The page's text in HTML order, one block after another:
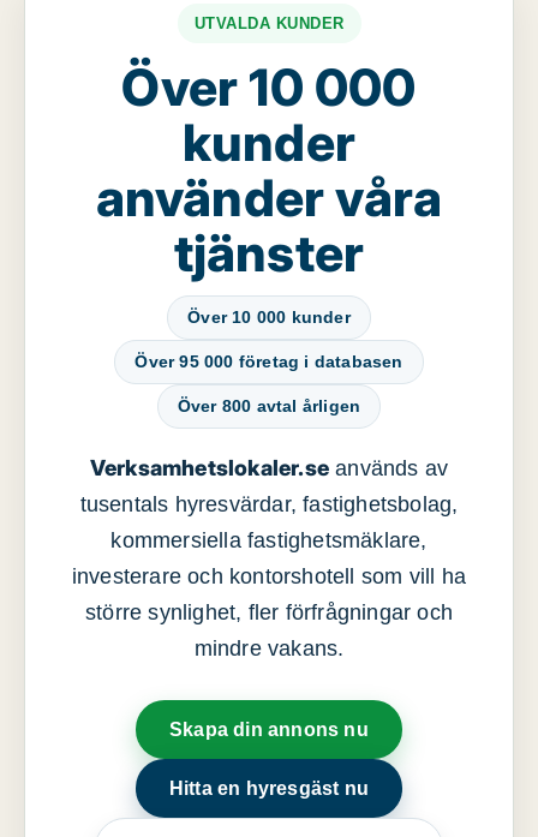
UTVALDA KUNDER
Över 10 000
kunder
använder våra
tjänster
Över 10 000 kunder
Över 95 000 företag i databasen
Över 800 avtal årligen
Verksamhetslokaler.se används av
tusentals hyresvärdar, fastighetsbolag,
kommersiella fastighetsmäklare,
investerare och kontorshotell som vill ha
större synlighet, fler förfrågningar och
mindre vakans.
Skapa din annons nu
Hitta en hyresgäst nu